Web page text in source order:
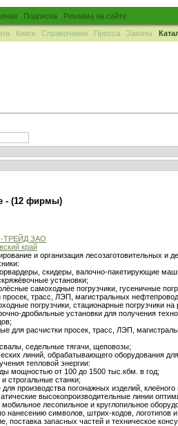
Подписка Реклама на сайте
Книги Справочники Пресса Законы
- (12 фирмы)
ТРЕЙД ЗАО
край
и организация лесозаготовительных и
скидеры, валочно-пакетирующие
установки;
самоходные погрузчики, гусеничные
трасс, ЛЭП, магистральных
погрузчики, стационарные погрузчики на
дробильные установки для получения
для расчистки просек, трасс, ЛЭП,
седельные тягачи, щеповозы;
линий, обрабатывающего оборудования
тепловой энергии:
мощностью от 100 до 1500 тыс.кбм. в год;
строгальные станки;
производства погонажных изделий,
высокопроизводительные линии
лесопильное и круглопильное
нанесению символов, штрих-кодов, логотипов
поставка запасных частей и техническое